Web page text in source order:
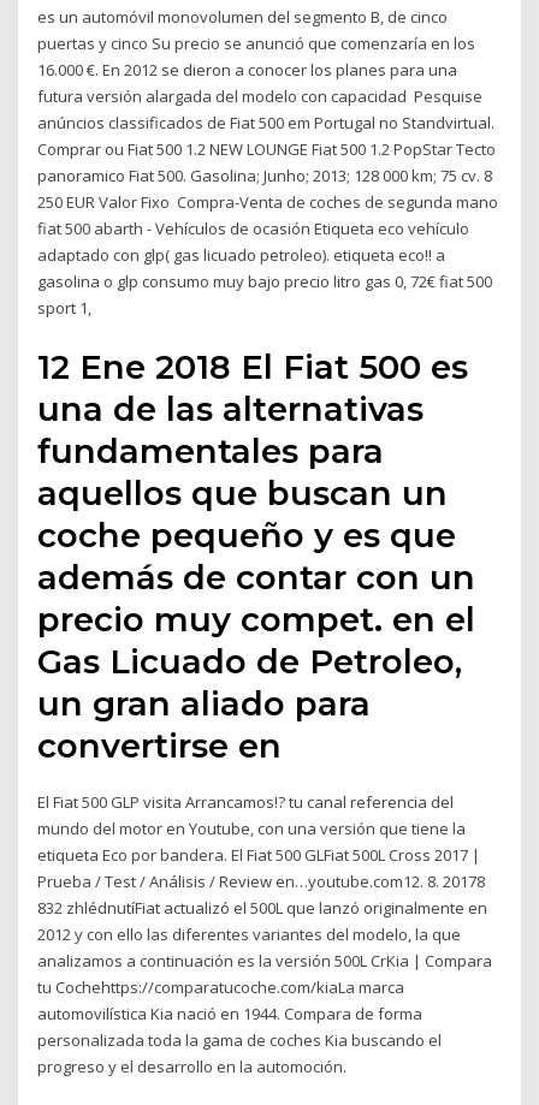
es un automóvil monovolumen​ del segmento B,​ de cinco
puertas​ y cinco Su precio se anunció que comenzaría en los
16.000 €.​ En 2012 se dieron a conocer los planes para una
futura versión alargada del modelo con capacidad Pesquise
anúncios classificados de Fiat 500 em Portugal no Standvirtual.
Comprar ou Fiat 500 1.2 NEW LOUNGE Fiat 500 1.2 PopStar Tecto
panoramico Fiat 500. Gasolina; Junho; 2013; 128 000 km; 75 cv. 8
250 EUR Valor Fixo Compra-Venta de coches de segunda mano
fiat 500 abarth - Vehículos de ocasión Etiqueta eco vehículo
adaptado con glp( gas licuado petroleo). etiqueta eco!! a
gasolina o glp consumo muy bajo precio litro gas 0, 72€ fiat 500
sport 1,
12 Ene 2018 El Fiat 500 es
una de las alternativas
fundamentales para
aquellos que buscan un
coche pequeño y es que
además de contar con un
precio muy compet. en el
Gas Licuado de Petroleo,
un gran aliado para
convertirse en
El Fiat 500 GLP visita Arrancamos!? tu canal referencia del
mundo del motor en Youtube, con una versión que tiene la
etiqueta Eco por bandera. El Fiat 500 GLFiat 500L Cross 2017 |
Prueba / Test / Análisis / Review en…youtube.com12. 8. 20178
832 zhlédnutíFiat actualizó el 500L que lanzó originalmente en
2012 y con ello las diferentes variantes del modelo, la que
analizamos a continuación es la versión 500L CrKia | Compara
tu Cochehttps://comparatucoche.com/kiaLa marca
automovilística Kia nació en 1944. Compara de forma
personalizada toda la gama de coches Kia buscando el
progreso y el desarrollo en la automoción.